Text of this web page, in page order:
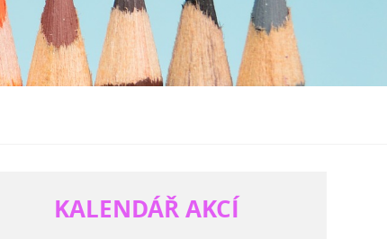
KALENDÁŘ AKCÍ